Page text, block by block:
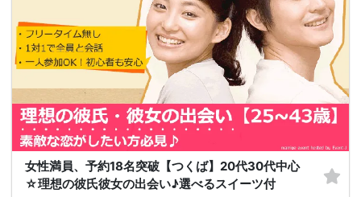
女性満員、予約18名突破【つくば】20代30代中心
☆理想の彼氏彼女の出会い♪選べるスイーツ付